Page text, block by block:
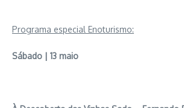
Programa especial Enoturismo:
Sábado | 13 maio